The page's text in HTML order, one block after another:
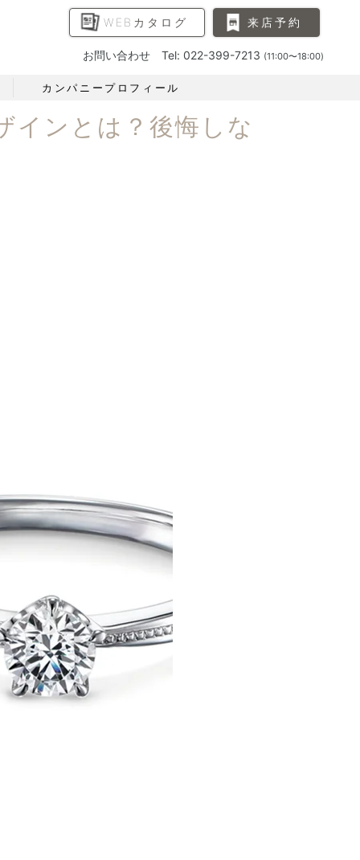
WEBカタログ 来店予約
お問い合わせ Tel: 022-399-7213 (11:00〜18:00)
カンパニープロフィール
ンとは？後悔しな